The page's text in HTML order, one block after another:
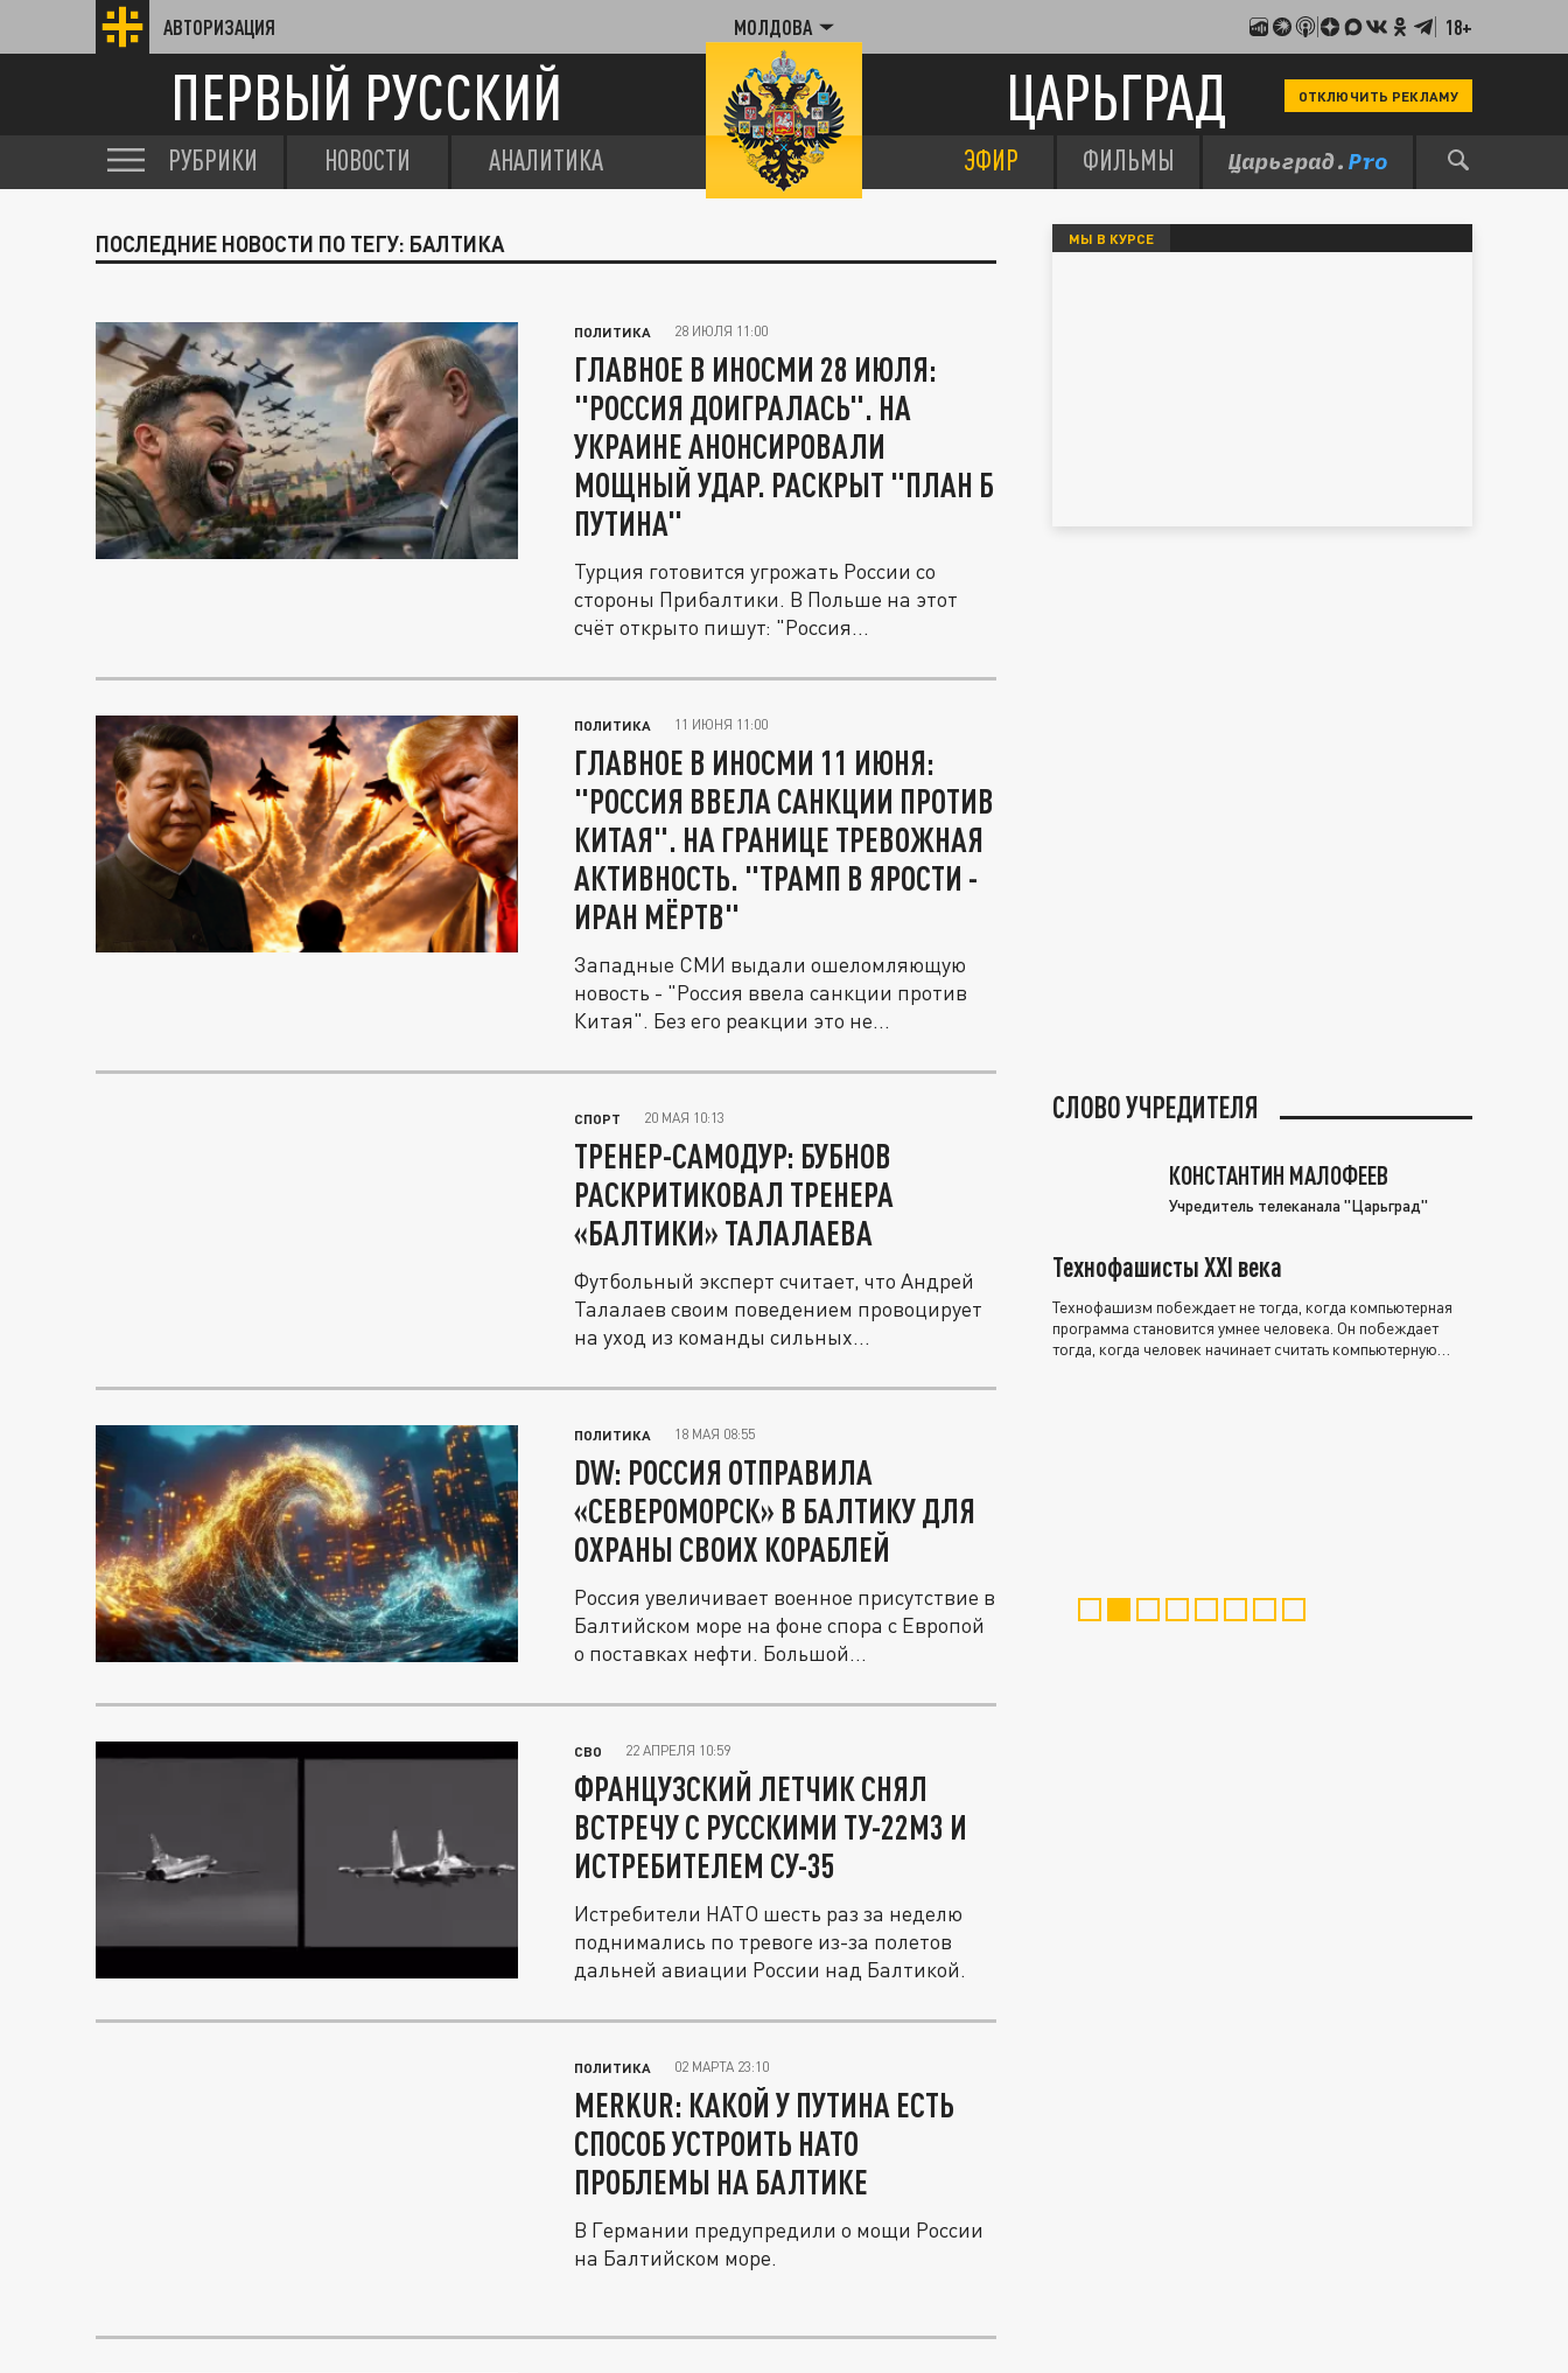
АВТОРИЗАЦИЯ МОЛДОВА 18+
ПЕРВЫЙ РУССКИЙ ЦАРЬГРАД ОТКЛЮЧИТЬ РЕКЛАМУ
РУБРИКИ НОВОСТИ АНАЛИТИКА ЭФИР ФИЛЬМЫ
ПОСЛЕДНИЕ НОВОСТИ ПО ТЕГУ: БАЛТИКА
ПОЛИТИКА 28 ИЮЛЯ 11:00
ГЛАВНОЕ В ИНОСМИ 28 ИЮЛЯ:
"РОССИЯ ДОИГРАЛАСЬ". НА
УКРАИНЕ АНОНСИРОВАЛИ
МОЩНЫЙ УДАР. РАСКРЫТ "ПЛАН Б
ПУТИНА"
Турция готовится угрожать России со
стороны Прибалтики. В Польше на этот
счёт открыто пишут: "Россия...
ПОЛИТИКА 11 ИЮНЯ 11:00
ГЛАВНОЕ В ИНОСМИ 11 ИЮНЯ:
"РОССИЯ ВВЕЛА САНКЦИИ ПРОТИВ
КИТАЯ". НА ГРАНИЦЕ ТРЕВОЖНАЯ
АКТИВНОСТЬ. "ТРАМП В ЯРОСТИ -
ИРАН МЁРТВ"
Западные СМИ выдали ошеломляющую
новость - "Россия ввела санкции против
Китая". Без его реакции это не...
СПОРТ 20 МАЯ 10:13
ТРЕНЕР-САМОДУР: БУБНОВ
РАСКРИТИКОВАЛ ТРЕНЕРА
«БАЛТИКИ» ТАЛАЛАЕВА
Футбольный эксперт считает, что Андрей
Талалаев своим поведением провоцирует
на уход из команды сильных...
ПОЛИТИКА 18 МАЯ 08:55
DW: РОССИЯ ОТПРАВИЛА
«СЕВЕРОМОРСК» В БАЛТИКУ ДЛЯ
ОХРАНЫ СВОИХ КОРАБЛЕЙ
Россия увеличивает военное присутствие в
Балтийском море на фоне спора с Европой
о поставках нефти. Большой...
СВО 22 АПРЕЛЯ 10:59
ФРАНЦУЗСКИЙ ЛЕТЧИК СНЯЛ
ВСТРЕЧУ С РУССКИМИ ТУ-22М3 И
ИСТРЕБИТЕЛЕМ СУ-35
Истребители НАТО шесть раз за неделю
поднимались по тревоге из-за полетов
дальней авиации России над Балтикой.
ПОЛИТИКА 02 МАРТА 23:10
MERKUR: КАКОЙ У ПУТИНА ЕСТЬ
СПОСОБ УСТРОИТЬ НАТО
ПРОБЛЕМЫ НА БАЛТИКЕ
В Германии предупредили о мощи России
на Балтийском море.
МЫ В КУРСЕ
СЛОВО УЧРЕДИТЕЛЯ
КОНСТАНТИН МАЛОФЕЕВ
Учредитель телеканала "Царьград"
Технофашисты XXI века
Технофашизм побеждает не тогда, когда компьютерная
программа становится умнее человека. Он побеждает
тогда, когда человек начинает считать компьютерную